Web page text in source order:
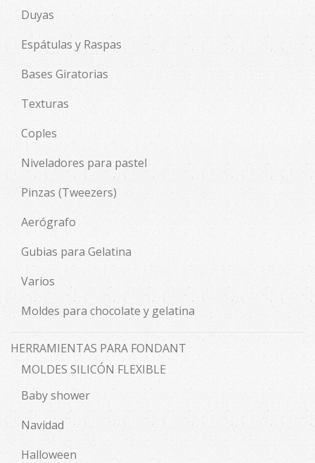
Duyas
Espátulas y Raspas
Bases Giratorias
Texturas
Coples
Niveladores para pastel
Pinzas (Tweezers)
Aerógrafo
Gubias para Gelatina
Varios
Moldes para chocolate y gelatina
HERRAMIENTAS PARA FONDANT
MOLDES SILICÓN FLEXIBLE
Baby shower
Navidad
Halloween